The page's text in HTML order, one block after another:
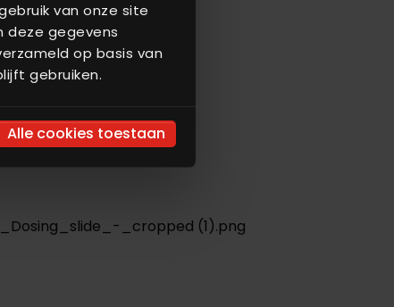
van onze site
deze gegevens
op basis van
gebruiken.
Alle cookies toestaan